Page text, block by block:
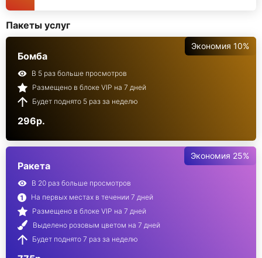
Пакеты услуг
Экономия 10%
Бомба
В 5 раз больше просмотров
Размещено в блоке VIP на 7 дней
Будет поднято 5 раз за неделю
296р.
Экономия 25%
Ракета
В 20 раз больше просмотров
На первых местах в течении 7 дней
Размещено в блоке VIP на 7 дней
Выделено розовым цветом на 7 дней
Будет поднято 7 раз за неделю